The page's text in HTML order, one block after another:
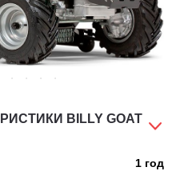
BILLY GOAT
1 год